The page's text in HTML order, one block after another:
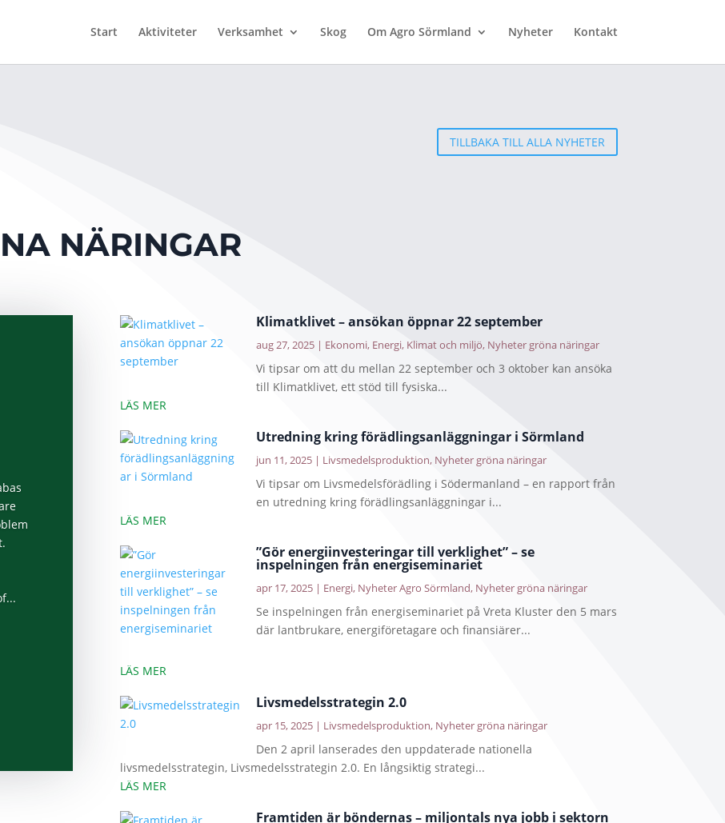
Start Aktiviteter Verksamhet Skog Om Agro Sörmland Nyheter Kontakt
TILLBAKA TILL ALLA NYHETER
NÄRINGAR
Klimatklivet – ansökan öppnar 22 september
aug 27, 2025 | Ekonomi, Energi, Klimat och miljö, Nyheter gröna näringar
Vi tipsar om att du mellan 22 september och 3 oktober kan ansöka
till Klimatklivet, ett stöd till fysiska...
LÄS MER
Utredning kring förädlingsanläggningar i Sörmland
jun 11, 2025 | Livsmedelsproduktion, Nyheter gröna näringar
Vi tipsar om Livsmedelsförädling i Södermanland – en rapport från
en utredning kring förädlingsanläggningar i...
LÄS MER
”Gör energiinvesteringar till verklighet” – se
inspelningen från energiseminariet
apr 17, 2025 | Energi, Nyheter Agro Sörmland, Nyheter gröna näringar
Se inspelningen från energiseminariet på Vreta Kluster den 5 mars
där lantbrukare, energiföretagare och finansiärer...
LÄS MER
Livsmedelsstrategin 2.0
apr 15, 2025 | Livsmedelsproduktion, Nyheter gröna näringar
Den 2 april lanserades den uppdaterade nationella
livsmedelsstrategin, Livsmedelsstrategin 2.0. En långsiktig strategi...
LÄS MER
Framtiden är böndernas – miljontals nya jobb i sektorn